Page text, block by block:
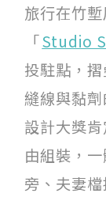
旅行在竹
「Studio
投駐點，
縫線與黏
設計大獎
由組裝，
旁、夫妻